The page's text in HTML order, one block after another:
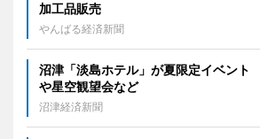
加工品販売
やんばる経済新聞
沼津「淡島ホテル」が夏限定イベン
や星空観望会など
沼津経済新聞